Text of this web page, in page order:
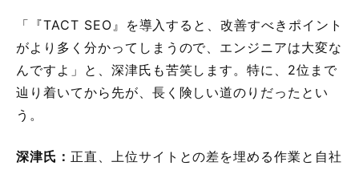
「『TACT SEO』を導入すると、改善すべきポイント
がより多く分かってしまうので、エンジニアは大変な
んですよ」と、深津氏も苦笑します。特に、2位まで
辿り着いてから先が、長く険しい道のりだったとい
う。
深津氏： 正直、上位サイトとの差を埋める作業と自社